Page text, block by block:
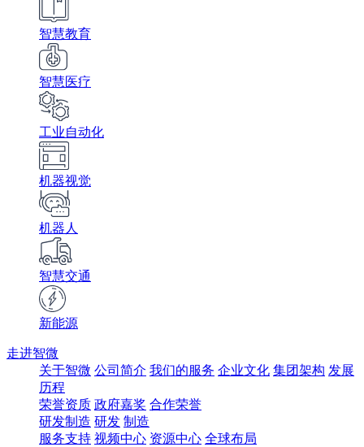
智慧教育
智慧医疗
工业自动化
机器视觉
机器人
智慧交通
新能源
走进智微
关于智微 公司简介 我们的服务 企业文化 集团架构 发展
历程
荣誉资质 政府嘉奖 合作荣誉
研发制造 研发 制造
服务支持 视频中心 资源中心 全球布局